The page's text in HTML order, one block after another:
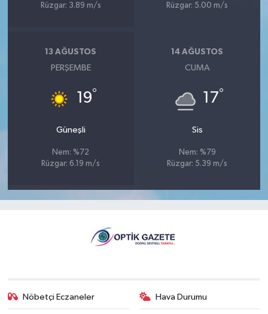
Rüzgar: 3.89 m/s
Rüzgar: 5.00 m/s
13 AĞUSTOS
PERŞEMBE
19°
Güneşli
Nem: %72
Rüzgar: 6.19 m/s
14 AĞUSTOS
CUMA
17°
Sis
Nem: %79
Rüzgar: 5.39 m/s
Nöbetçi Eczaneler Hava Durumu